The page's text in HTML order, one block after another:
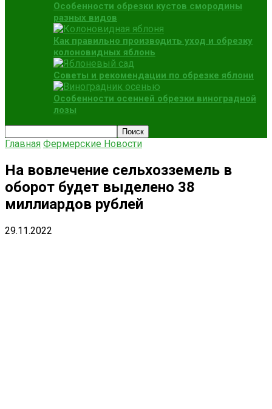
Особенности обрезки кустов смородины
разных видов
Как правильно производить уход и обрезку
колоновидных яблонь
Советы и рекомендации по обрезке яблони
Особенности осенней обрезки виноградной
лозы
Главная Фермерские Новости
На вовлечение сельхозземель в
оборот будет выделено 38
миллиардов рублей
29.11.2022